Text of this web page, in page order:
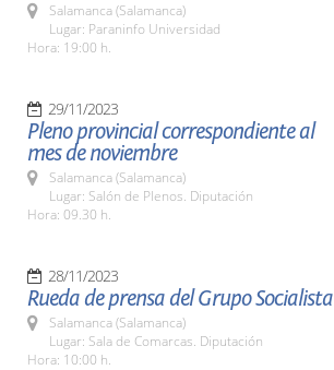
Salamanca (Salamanca)
Lugar: Paraninfo Universidad
Hora: 19:00 h.
29/11/2023
Pleno provincial correspondiente al
mes de noviembre
Salamanca (Salamanca)
Lugar: Salón de Plenos. Diputación
Hora: 09.30 h.
28/11/2023
Rueda de prensa del Grupo Socialista
Salamanca (Salamanca)
Lugar: Sala de Comarcas. Diputación
Hora: 10:00 h.